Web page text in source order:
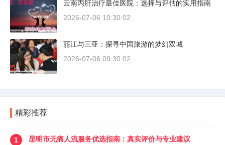
云南丙肝治疗最佳医院：选择与评估的实用指南
2026-07-06 10:30:02
丽江与三亚：探寻中国旅游的梦幻双城
2026-07-06 09:30:02
精彩推荐
1
昆明市无痛人流服务优选指南：真实评价与专业建议